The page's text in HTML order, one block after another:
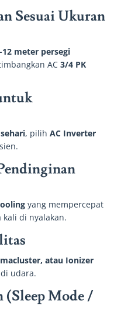
Sesuai Ukuran
12 meter persegi
AC 3/4 PK
, pilih AC Inverter
yang mempercepat
di nyalakan.
atau Ionizer
udara.
(Sleep Mode /